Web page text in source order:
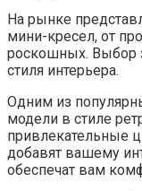
На рынке
мини-кресел, от
роскошных. Выбор
стиля интерьера.
Одним из
модели в стиле
привлекательные
добавят вашему
обеспечат вам